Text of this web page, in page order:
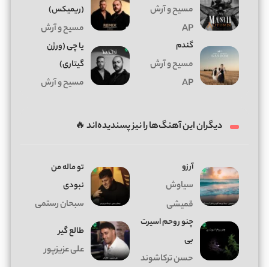
مسیح و آرش
AP
(ریمیکس)
مسیح و آرش
گندم
مسیح و آرش
AP
یا چی (ورژن
گیتاری)
مسیح و آرش
دیگران این آهنگ‌ها را نیز پسندیده‌اند 🔥
آرزو
سیاوش
قمیشی
تو ماله من
نبودی
سبحان رستمی
چنو روحم اسیرت
بی
حسن ترکاشوند
طالع گیر
علی عزیزپور